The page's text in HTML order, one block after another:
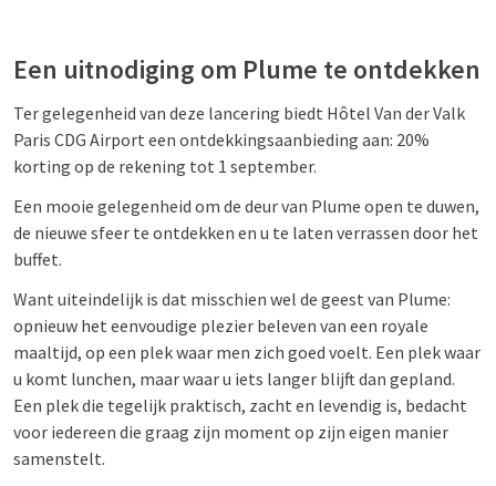
Een uitnodiging om Plume te ontdekken
Ter gelegenheid van deze lancering biedt Hôtel Van der Valk
Paris CDG Airport een ontdekkingsaanbieding aan: 20%
korting op de rekening tot 1 september.
Een mooie gelegenheid om de deur van Plume open te duwen,
de nieuwe sfeer te ontdekken en u te laten verrassen door het
buffet.
Want uiteindelijk is dat misschien wel de geest van Plume:
opnieuw het eenvoudige plezier beleven van een royale
maaltijd, op een plek waar men zich goed voelt. Een plek waar
u komt lunchen, maar waar u iets langer blijft dan gepland.
Een plek die tegelijk praktisch, zacht en levendig is, bedacht
voor iedereen die graag zijn moment op zijn eigen manier
samenstelt.